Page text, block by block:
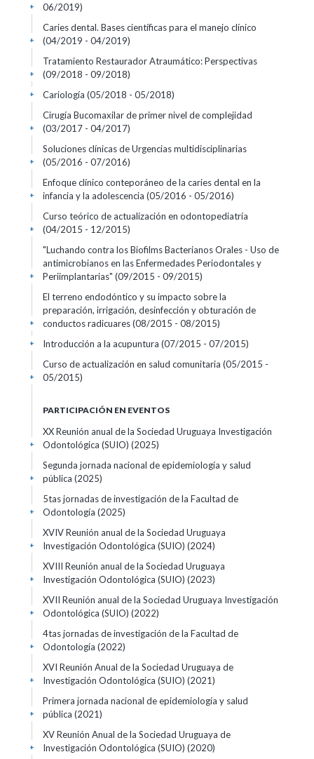
06/2019)
+
Caries dental. Bases científicas para el manejo clínico
(04/2019 - 04/2019)
+
Tratamiento Restaurador Atraumático: Perspectivas
(09/2018 - 09/2018)
+
Cariología (05/2018 - 05/2018)
+
Cirugía Bucomaxilar de primer nivel de complejidad
(03/2017 - 04/2017)
+
Soluciones clínicas de Urgencias multidisciplinarias
(05/2016 - 07/2016)
+
Enfoque clínico conteporáneo de la caries dental en la
infancia y la adolescencia (05/2016 - 05/2016)
+
Curso teórico de actualización en odontopediatría
(04/2015 - 12/2015)
+
"Luchando contra los Biofilms Bacterianos Orales - Uso de
antimicrobianos en las Enfermedades Periodontales y
Periimplantarias" (09/2015 - 09/2015)
+
El terreno endodóntico y su impacto sobre la
preparación, irrigación, desinfección y obturación de
conductos radicuares(08/2015 - 08/2015)
+
Introducción a la acupuntura (07/2015 - 07/2015)
+
Curso de actualización en salud comunitaria (05/2015 -
05/2015)
+
PARTICIPACIÓN EN EVENTOS
XX Reunión anual de la Sociedad Uruguaya Investigación
Odontológica (SUIO) (2025)
+
Segunda jornada nacional de epidemiología y salud
pública (2025)
+
5tas jornadas de investigación de la Facultad de
Odontología (2025)
+
XVIV Reunión anual de la Sociedad Uruguaya
Investigación Odontológica (SUIO) (2024)
+
XVIII Reunión anual de la Sociedad Uruguaya
Investigación Odontológica (SUIO) (2023)
+
XVII Reunión anual de la Sociedad Uruguaya Investigación
Odontológica (SUIO) (2022)
+
4tas jornadas de investigación de la Facultad de
Odontología (2022)
+
XVI Reunión Anual de la Sociedad Uruguaya de
Investigación Odontológica (SUIO) (2021)
+
Primera jornada nacional de epidemiología y salud
pública (2021)
+
XV Reunión Anual de la Sociedad Uruguaya de
Investigación Odontológica (SUIO) (2020)
+